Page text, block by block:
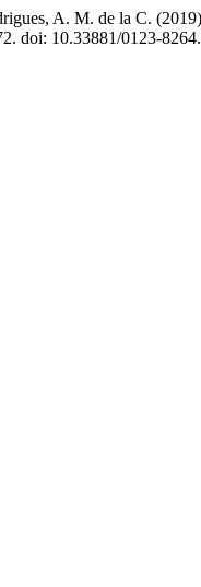
A. M. de la C.
doi: 10.33881/0123-